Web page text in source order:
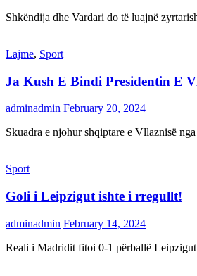
Shkëndija dhe Vardari do të luajnë
Lajme, Sport
Ja Kush E Bindi Presidentin E
adminadmin February 20, 2024
Skuadra e njohur shqiptare e Vllaznisë
Sport
Goli i Leipzigut ishte i rregullt!
adminadmin February 14, 2024
Reali i Madridit fitoi 0-1 përballë